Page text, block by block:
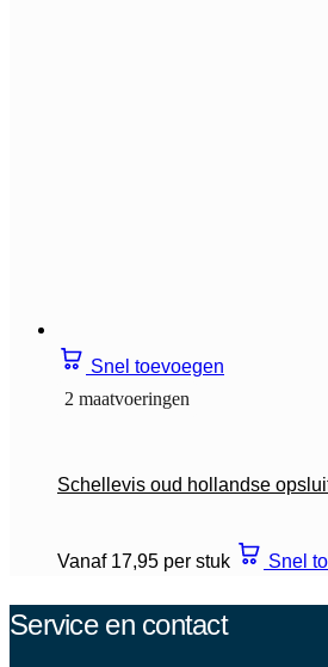
Snel toevoegen
2 maatvoeringen
Schellevis oud hollandse
Vanaf 17,95 per stuk Snel
Service en contact